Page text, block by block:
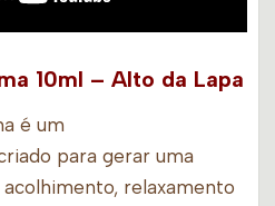
10ml – Alto da Lapa
é um
para gerar uma
relaxamento